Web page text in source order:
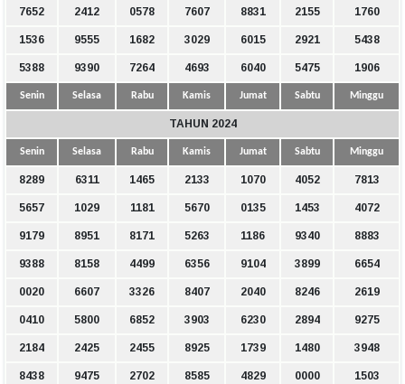
7652 2412 0578 7607 8831 2155 1760
1536 9555 1682 3029 6015 2921 5438
5388 9390 7264 4693 6040 5475 1906
Senin Selasa Rabu Kamis Jumat Sabtu Minggu
TAHUN 2024
Senin Selasa Rabu Kamis Jumat Sabtu Minggu
8289 6311 1465 2133 1070 4052 7813
5657 1029 1181 5670 0135 1453 4072
9179 8951 8171 5263 1186 9340 8883
9388 8158 4499 6356 9104 3899 6654
0020 6607 3326 8407 2040 8246 2619
0410 5800 6852 3903 6230 2894 9275
2184 2425 2455 8925 1739 1480 3948
8438 9475 2702 8585 4829 0000 1503